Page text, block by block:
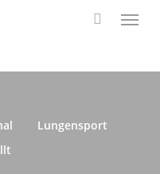
Lungensport